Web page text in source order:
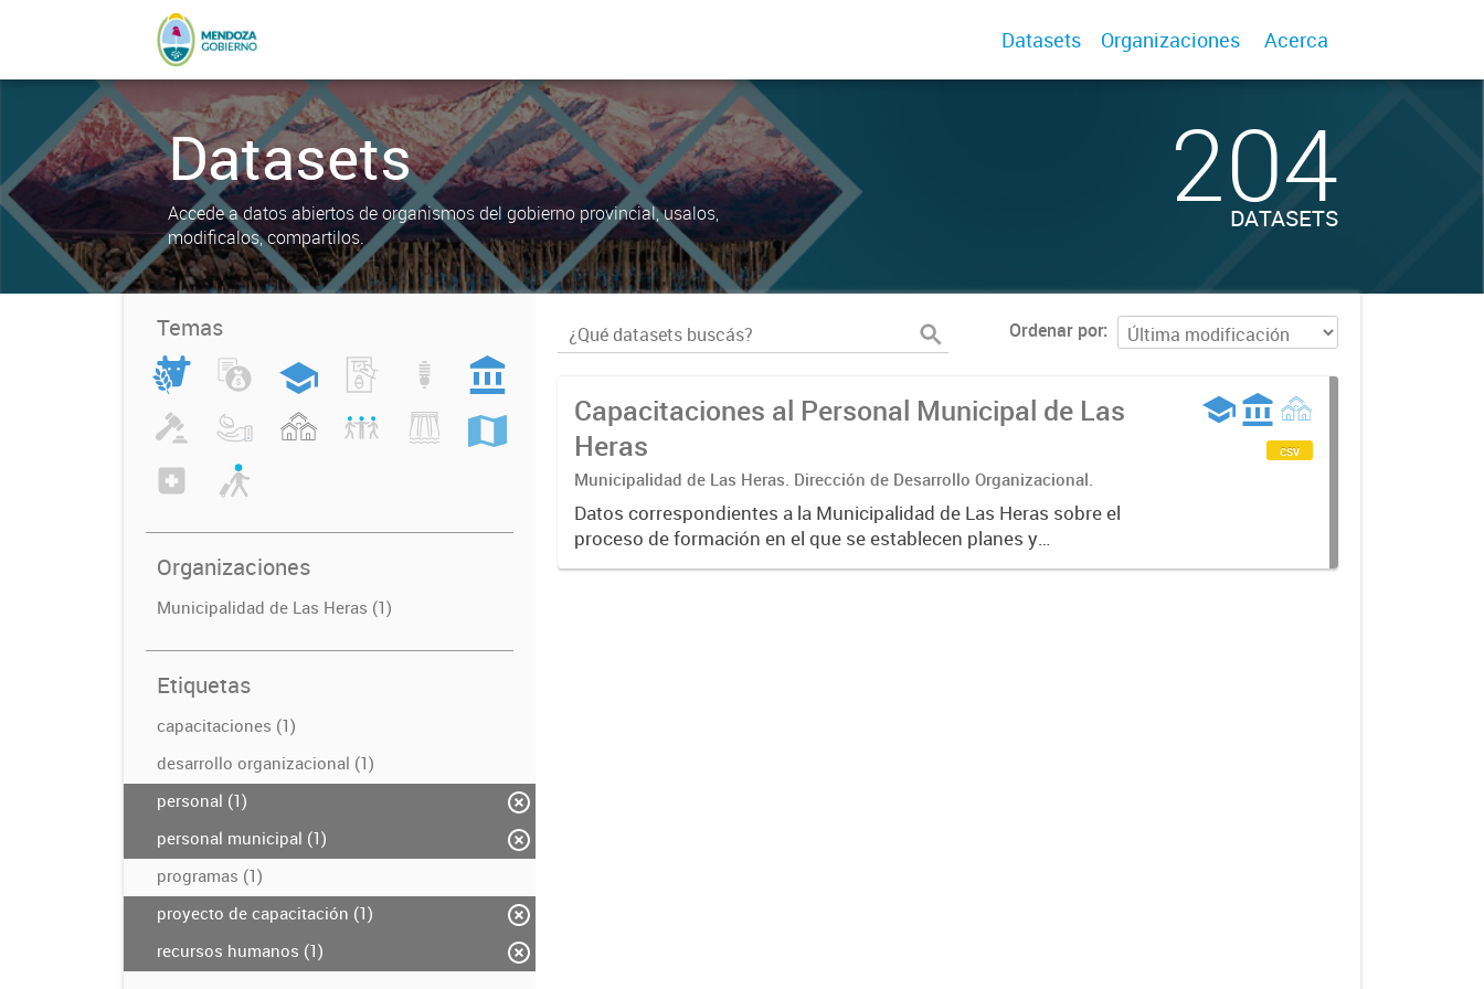
Datasets Organizaciones Acerca
Datasets
Accede a datos abiertos de organismos del gobierno provincial, usalos,
modificalos, compartilos.
204
DATASETS
Temas
Organizaciones
Municipalidad de Las Heras (1)
Etiquetas
capacitaciones (1)
desarrollo organizacional (1)
personal (1)
personal municipal (1)
programas (1)
proyecto de capacitación (1)
recursos humanos (1)
Ordenar por
Capacitaciones al Personal Municipal de Las
Heras
Municipalidad de Las Heras. Dirección de Desarrollo Organizacional.
Datos correspondientes a la Municipalidad de Las Heras sobre el
proceso de formación en el que se establecen planes y
programas de capacitación del personal municipal. Partiendo del
csv